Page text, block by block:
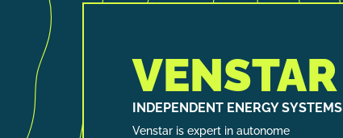
VENSTAR
INDEPENDENT ENERGY SYSTEMS
Venstar is expert in autonome